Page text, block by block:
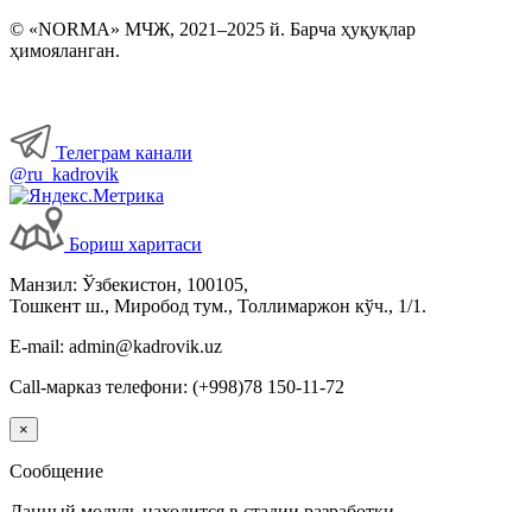
Бошқа ишга ўтиш, ўриндошлик
Иш вақти
Меҳнат шартномасини бекор қилиш
Имтиёзлар
Хизмат сафарлари
© «NORMA» МЧЖ, 2021–2025 й. Барча ҳуқуқлар
ҳимояланган.
Телеграм канали
@ru_kadrovik
Бориш харитаси
Манзил: Ўзбекистон, 100105,
Тошкент ш., Миробод тум., Толлимаржон кўч., 1/1.
E-mail: admin@kadrovik.uz
Call-марказ телефони: (+998)78 150-11-72
×
Сообщение